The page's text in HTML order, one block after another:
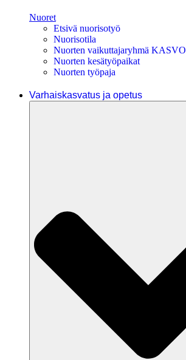
Nuoret
Etsivä nuorisotyö
Nuorisotila
Nuorten vaikuttajaryhmä KASVO
Nuorten kesätyöpaikat
Nuorten työpaja
Varhaiskasvatus ja opetus